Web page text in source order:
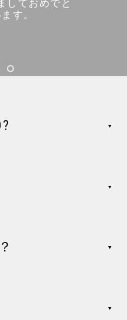
しておめでと
す。
▼
▼
？ ▼
▼